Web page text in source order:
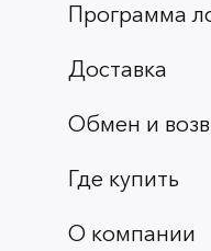
Программа
Доставка
Обмен и
Где купить
О компании